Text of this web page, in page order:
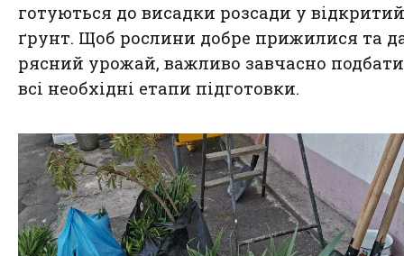
готуються до висадки розсади у відкритий
ґрунт. Щоб рослини добре прижилися та
рясний урожай, важливо завчасно
всі необхідні етапи підготовки.